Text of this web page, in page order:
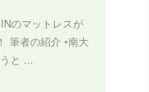
のマットレスが
筆者の紹介 •南大
と ...